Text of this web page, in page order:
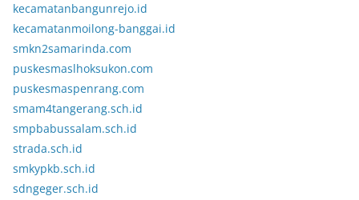
kecamatanbangunrejo.id
kecamatanmoilong-banggai.id
smkn2samarinda.com
puskesmaslhoksukon.com
puskesmaspenrang.com
smam4tangerang.sch.id
smpbabussalam.sch.id
strada.sch.id
smkypkb.sch.id
sdngeger.sch.id